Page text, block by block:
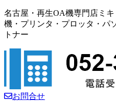
名古屋・再生OA機専門店ミ
機・プリンタ・プロッタ・パ
トナー
お問合せ